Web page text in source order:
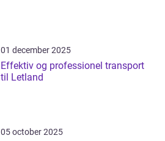
01 december 2025
Effektiv og professionel transport
til Letland
05 october 2025